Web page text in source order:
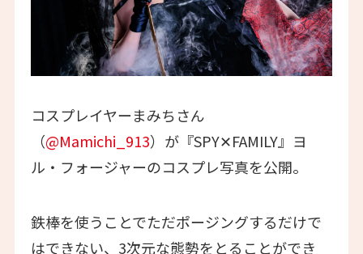
コスプレイヤーまみちさん
（@Mamichi_913）が『SPY✕FAMILY』ヨ
ル・フォージャーのコスプレ写真を公開。
鉄棒を使うことでただポージングするだけで
はできない、3次元な態勢をとることができ